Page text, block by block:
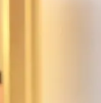
YOUR